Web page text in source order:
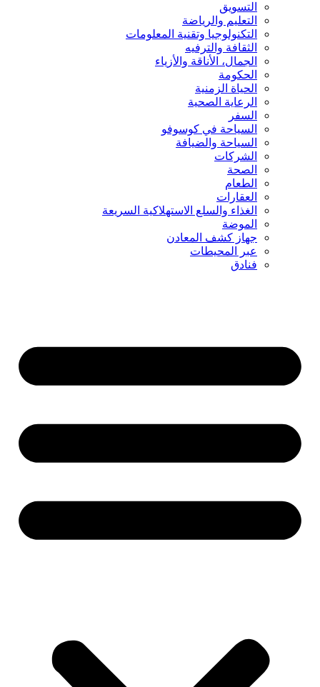
التسويق
التعليم والرياضة
التكنولوجيا وتقنية المعلومات
الثقافة والترفيه
الجمال، الأناقة والأزياء
الحكومة
الحياة الزمنية
الرعاية الصحية
السفر
السياحة في كوسوفو
السياحة والضيافة
الشركات
الصحة
الطعام
العقارات
الغذاء والسلع الاستهلاكية السريعة
الموضة
جهاز كشف المعادن
عبر المحيطات
فنادق